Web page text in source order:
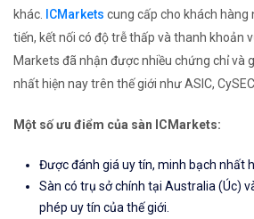
khác. ICMarkets cung cấp cho khách hàng
tiến, kết nối có độ trễ thấp và thanh khoản
Markets đã nhận được nhiều chứng chỉ và
nhất hiện nay trên thế giới như ASIC,
Một số ưu điểm của sàn ICMarkets:
Được đánh giá uy tín, minh bạch nhất
Sàn có trụ sở chính tại Australia (Úc)
phép uy tín của thế giới.